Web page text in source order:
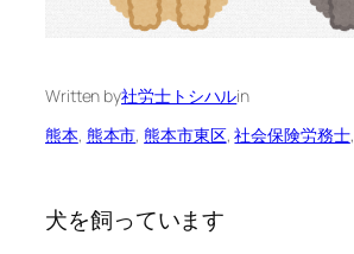
Written by社労士トシハルin
熊本, 熊本市, 熊本市東区, 社会保険労務士,
犬を飼っています